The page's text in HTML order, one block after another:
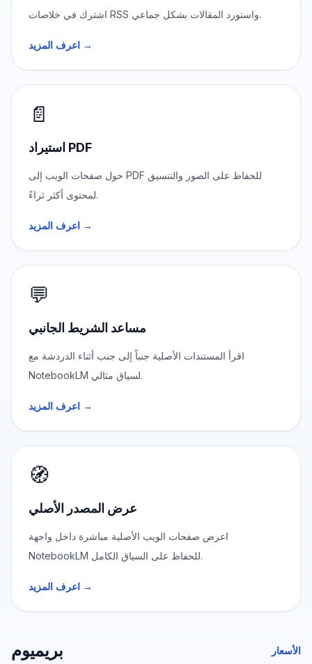
اشترك في خلاصات RSS واستورد المقالات بشكل جماعي.
اعرف المزيد →
📄
استيراد PDF
حول صفحات الويب إلى PDF للحفاظ على الصور والتنسيق
لمحتوى أكثر ثراءً.
اعرف المزيد →
💬
مساعد الشريط الجانبي
اقرأ المستندات الأصلية جنباً إلى جنب أثناء الدردشة مع
NotebookLM لسياق مثالي.
اعرف المزيد →
🧭
عرض المصدر الأصلي
اعرض صفحات الويب الأصلية مباشرة داخل واجهة
NotebookLM للحفاظ على السياق الكامل.
اعرف المزيد →
بريميوم الأسعار